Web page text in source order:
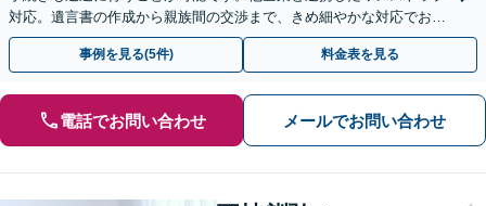
対応。遺言書の作成から親族間の交渉まで、きめ細やかな対応でお手
伝いいたします。【メール24時間受付】
事例を見る(5件) 料金表を見る
電話でお問い合わせ メールでお問い合わせ